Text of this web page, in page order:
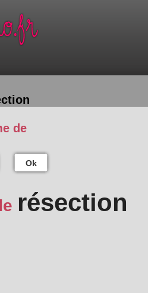
de
Ok
résection